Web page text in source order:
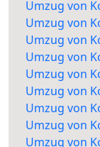
Umzug von
Umzug von
Umzug von
Umzug von
Umzug von
Umzug von
Umzug von
Umzug von
Umzug von